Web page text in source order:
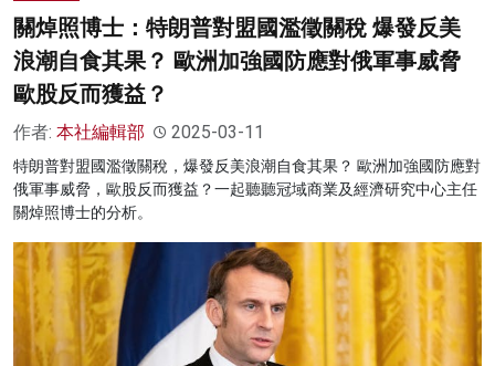
關焯照博士：特朗普對盟國濫徵關稅 爆發反美
浪潮自食其果？ 歐洲加強國防應對俄軍事威脅
歐股反而獲益？
作者: 本社編輯部 2025-03-11
特朗普對盟國濫徵關稅，爆發反美浪潮自食其果？ 歐洲加強國防應對
俄軍事威脅，歐股反而獲益？一起聽聽冠域商業及經濟研究中心主任
關焯照博士的分析。